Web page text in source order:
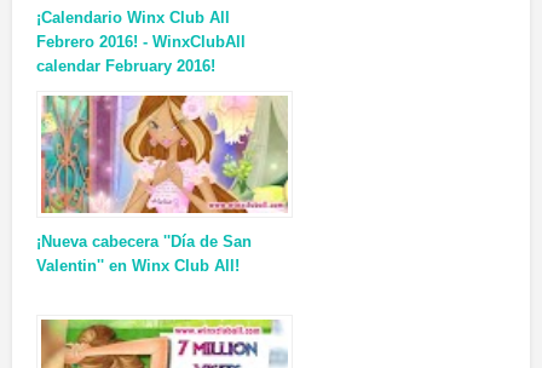
¡Calendario Winx Club All
Febrero 2016! - WinxClubAll
calendar February 2016!
¡Nueva cabecera ''Día de San
Valentin'' en Winx Club All!